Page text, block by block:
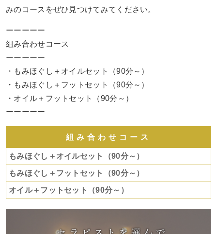
みのコースをぜひ見つけてみてください。
ーーーーー
組み合わせコース
ーーーーー
・もみほぐし＋オイルセット（90分～）
・もみほぐし＋フットセット（90分～）
・オイル＋フットセット（90分～）
ーーーーー
組み合わせコース
もみほぐし＋オイルセット（90分～）
もみほぐし＋フットセット（90分～）
オイル＋フットセット（90分～）